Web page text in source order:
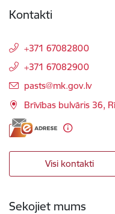
Kontakti
+371 67082800
+371 67082900
E-pasts:
pasts@mk.gov.lv
Brīvības bulvāris 36,
Visi kontakti
Sekojiet mums